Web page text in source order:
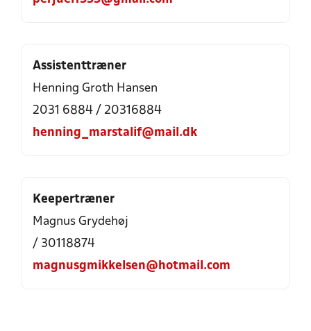
Assistenttræner
Henning Groth Hansen
2031 6884 / 20316884
henning_marstalif@mail.dk
Keepertræner
Magnus Grydehøj
/ 30118874
magnusgmikkelsen@hotmail.com